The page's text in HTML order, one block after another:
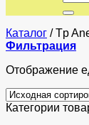
Каталог /Tp
Фильтрация
Отображение
Категории